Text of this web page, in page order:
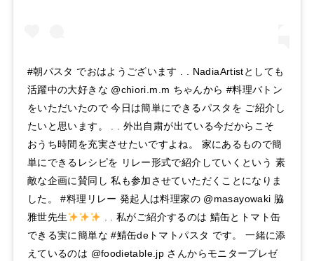
#朝パスタ でおはようございます . . NadiaArtistとしても
活躍中の大好きな @chiori.m.m ちゃんから #料理バトン
をいただいたので 今日は簡単にできるパスタを ご紹介し
たいと思います。 . . 外出自粛が出ている今だからこそ
おうち時間を充実させたいですよね。 家にあるもので簡
単にできるレシピを リレー形式で紹介していくという 素
敵な企画に賛同し 私も参加させていただくことになりま
した。 #料理リレー 発起人は料理家の @masayowaki 脇
雅世先生
. . 私がご紹介するのは 鯖缶とトマト缶
できる実に簡単な #鯖缶deトマトパスタ です。 一緒に添
えているのは @foodietable.jp さんからモニタープレゼ